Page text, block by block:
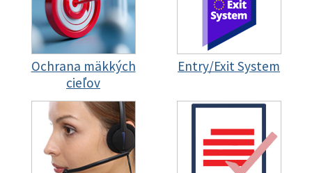
Ochrana mäkkých
cieľov
Entry/Exit System